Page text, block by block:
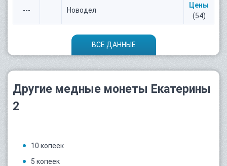
--- Новодел
Цены
(54)
ВСЕ ДАННЫЕ
Другие медные монеты Екатерины
2
10 копеек
5 копеек